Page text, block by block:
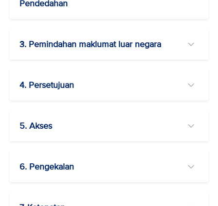
Pendedahan
3. Pemindahan maklumat luar negara
4. Persetujuan
5. Akses
6. Pengekalan